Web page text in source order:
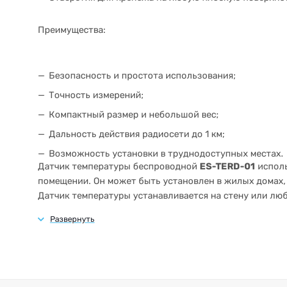
Преимущества:
Безопасность и простота использования;
Точность измерений;
Компактный размер и небольшой вес;
Дальность действия радиосети до 1 км;
Возможность установки в труднодоступных местах.
Датчик температуры беспроводной ES-TERD-01
помещении. Он может быть установлен в жилых
Датчик температуры устанавливается на стену или
беспроводных датчиков LoRa"